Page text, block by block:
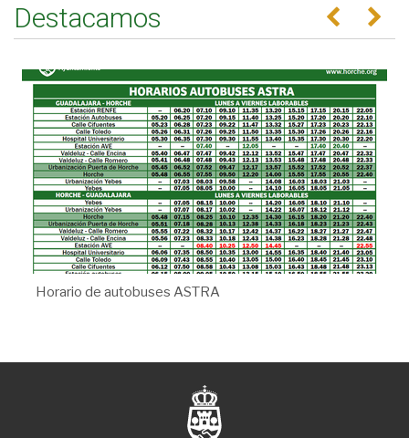
Destacamos Anterior
Horario de autobuses ASTRA